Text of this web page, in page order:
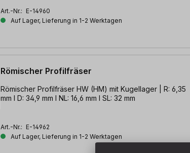
Art.-Nr.: E-14960
Auf Lager, Lieferung in 1-2 Werktagen
Römischer Profilfräser
Römischer Profilfräser HW (HM) mit Kugellager | R: 6,35
mm l D: 34,9 mm l NL: 16,6 mm l SL: 32 mm
Art.-Nr.: E-14962
Auf Lager, Lieferung in 1-2 Werktagen